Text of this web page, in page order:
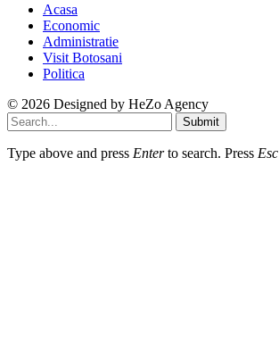
Acasa
Economic
Administratie
Visit Botosani
Politica
© 2026 Designed by HeZo Agency
Submit
Type above and press Enterto search. Press Esc